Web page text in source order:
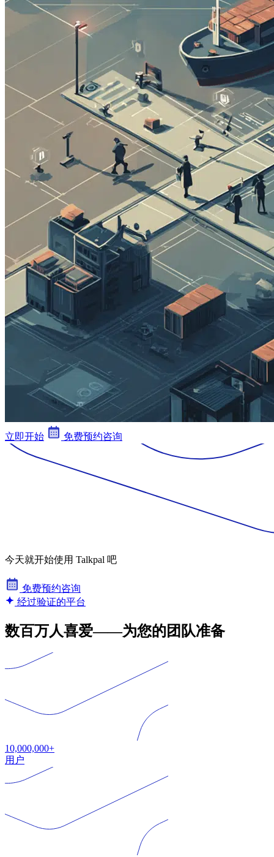
立即开始 免费预约咨询
今天就开始使用 Talkpal 吧
免费预约咨询
经过验证的平台
数百万人喜爱——为您的团队准备
10,000,000+
用户